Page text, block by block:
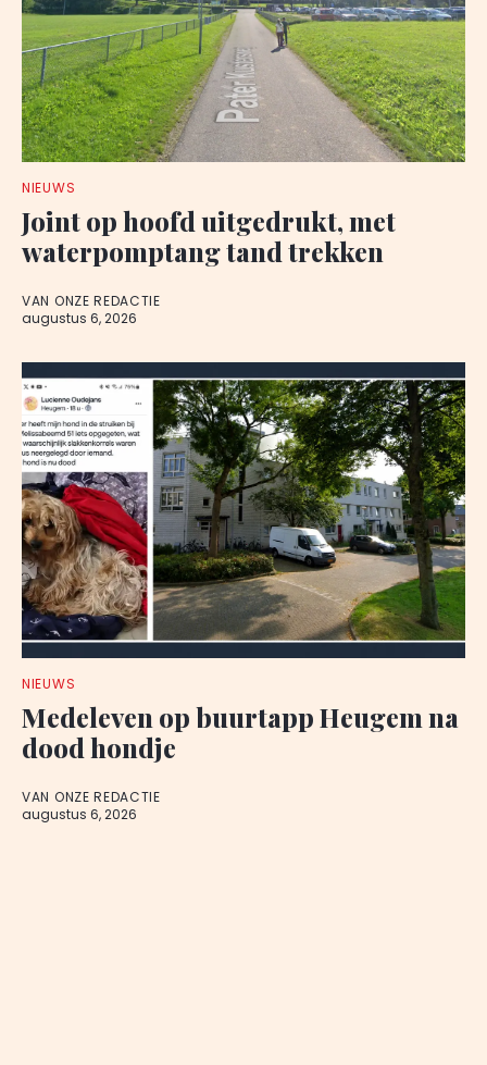
NIEUWS
Joint op hoofd uitgedrukt, met
waterpomptang tand trekken
VAN ONZE REDACTIE
augustus 6, 2026
NIEUWS
Medeleven op buurtapp Heugem na
dood hondje
VAN ONZE REDACTIE
augustus 6, 2026